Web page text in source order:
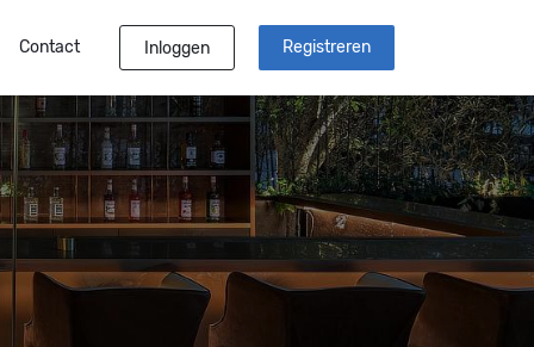
Contact Inloggen Registreren